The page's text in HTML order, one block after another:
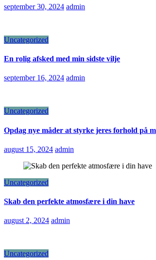
september 30, 2024 admin
Uncategorized
En rolig afsked med min sidste vilje
september 16, 2024 admin
Uncategorized
Opdag nye måder at styrke jeres forhold på
august 15, 2024 admin
Uncategorized
Skab den perfekte atmosfære i din have
august 2, 2024 admin
Uncategorized